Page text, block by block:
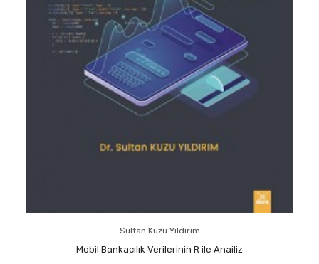
Sultan Kuzu Yıldırım
Mobil Bankacılık Verilerinin R ile Anailiz